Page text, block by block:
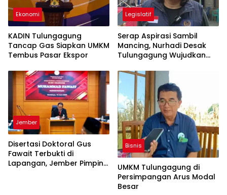
Ekonomi
KADIN Tulungagung
Tancap Gas Siapkan UMKM
Tembus Pasar Ekspor
Legislatif
Serap Aspirasi Sambil
Mancing, Nurhadi Desak
Tulungagung Wujudkan
Jember
Disertasi Doktoral Gus
Fawait Terbukti di
Lapangan, Jember Pimpin
Bisnis
UMKM Tulungagung di
Persimpangan Arus Modal
Besar